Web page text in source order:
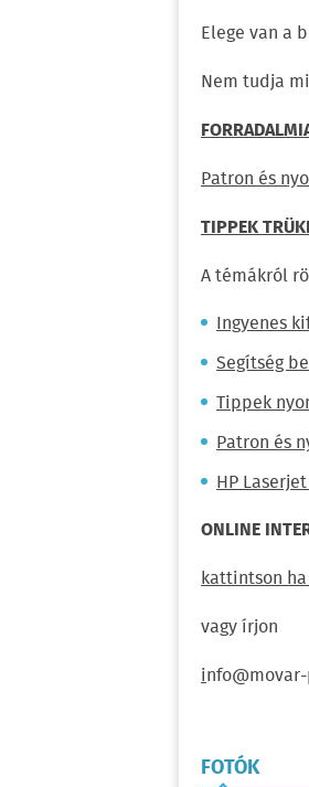
Elege van a
Nem tudja
Patron és
TIPPEK
A témákról
Ingyenes
Segítség
Tippek
Patron és
HP
ONLINE
kattintson
vagy írjon
i
FOTÓK